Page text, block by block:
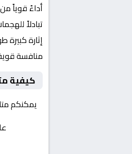
أداءً قوياً
تبادلاً
إثارة كبيرة
منافسة
كيفية
يمكنكم